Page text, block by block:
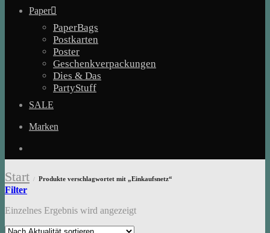
Paper
PaperBags
Postkarten
Poster
Geschenkverpackungen
Dies & Das
PartyStuff
SALE
Marken
Start / Produkte verschlagwortet mit „Einkaufsnetz“
Filter
Einzelnes Ergebnis wird angezeigt